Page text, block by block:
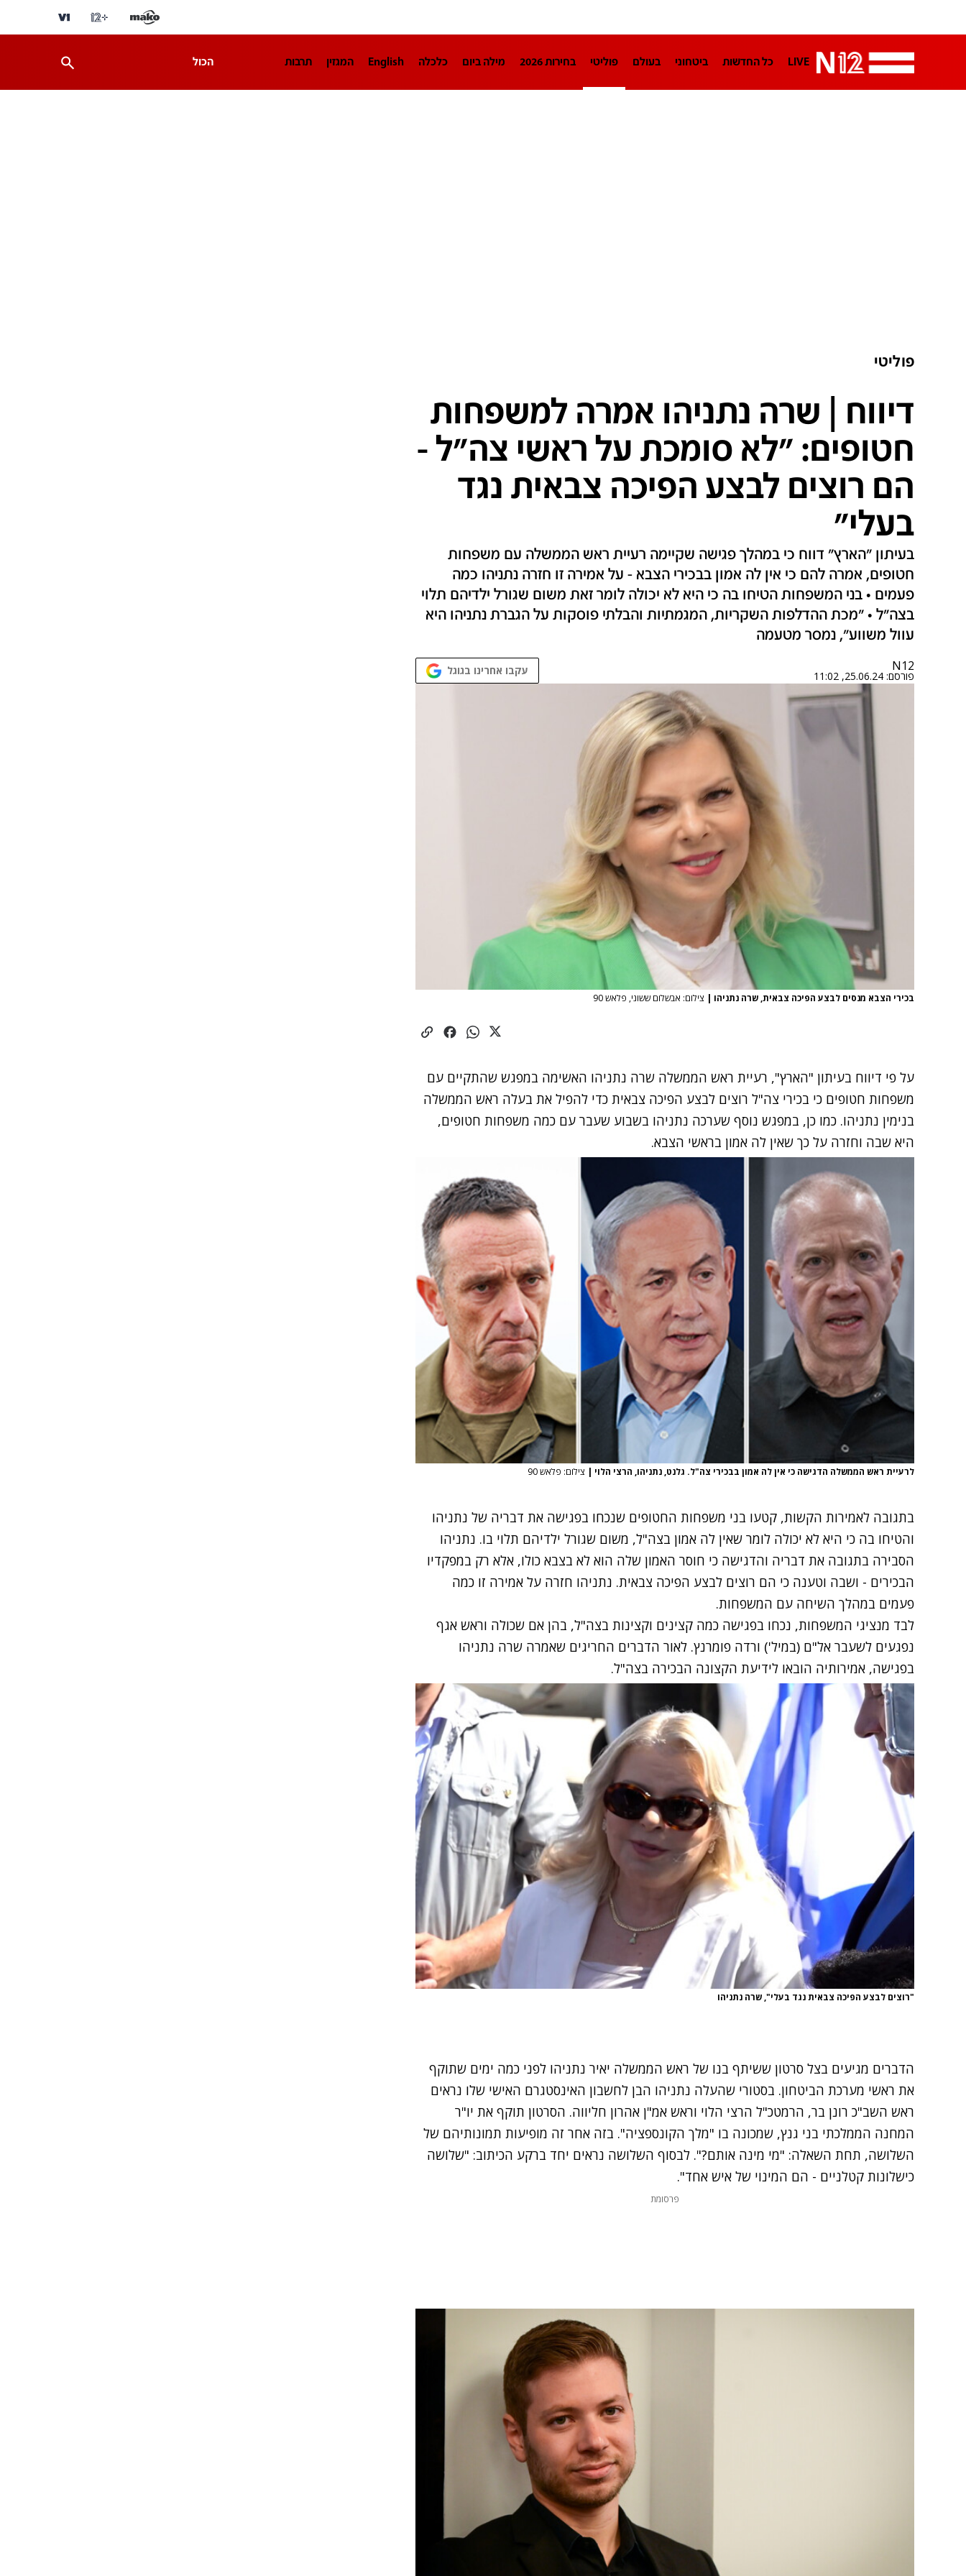
LIVE כל החדשות ביטחוני בעולם פוליטי בחירות 2026 מילה ביום כלכלה English המגזין תרבות הכול
פוליטי
דיווח | שרה נתניהו אמרה למשפחות
חטופים: "לא סומכת על ראשי צה"ל -
הם רוצים לבצע הפיכה צבאית נגד
בעלי"
בעיתון "הארץ" דווח כי במהלך פגישה שקיימה רעיית ראש הממשלה עם משפחות
חטופים, אמרה להם כי אין לה אמון בבכירי הצבא - על אמירה זו חזרה נתניהו כמה
פעמים • בני המשפחות הטיחו בה כי היא לא יכולה לומר זאת משום שגורל ילדיהם תלוי
בצה"ל • "מכת ההדלפות השקריות, המגמתיות והבלתי פוסקות על הגברת נתניהו היא
עוול משווע", נמסר מטעמה
N12
פורסם: 25.06.24, 11:02 עקבו אחרינו בגוגל
בכירי הצבא מנסים לבצע הפיכה צבאית, שרה נתניהו | צילום: אבשלום ששוני, פלאש 90
על פי דיווח בעיתון "הארץ", רעיית ראש הממשלה שרה נתניהו האשימה במפגש שהתקיים עם
משפחות חטופים כי בכירי צה"ל רוצים לבצע הפיכה צבאית כדי להפיל את בעלה ראש הממשלה
בנימין נתניהו. כמו כן, במפגש נוסף שערכה נתניהו בשבוע שעבר עם כמה משפחות חטופים,
היא שבה וחזרה על כך שאין לה אמון בראשי הצבא.
לרעיית ראש הממשלה הדגישה כי אין לה אמון בבכירי צה"ל. גלנט, נתניהו, הרצי הלוי | צילום: פלאש 90
בתגובה לאמירות הקשות, קטעו בני משפחות החטופים שנכחו בפגישה את דבריה של נתניהו
והטיחו בה כי היא לא יכולה לומר שאין לה אמון בצה"ל, משום שגורל ילדיהם תלוי בו. נתניהו
הסבירה בתגובה את דבריה והדגישה כי חוסר האמון שלה הוא לא בצבא כולו, אלא רק במפקדיו
הבכירים - ושבה וטענה כי הם רוצים לבצע הפיכה צבאית. נתניהו חזרה על אמירה זו כמה
פעמים במהלך השיחה עם המשפחות.
לבד מנציגי המשפחות, נכחו בפגישה כמה קצינים וקצינות בצה"ל, בהן אם שכולה וראש אגף
נפגעים לשעבר אל"ם (במיל') ורדה פומרנץ. לאור הדברים החריגים שאמרה שרה נתניהו
בפגישה, אמירותיה הובאו לידיעת הקצונה הבכירה בצה"ל.
"רוצים לבצע הפיכה צבאית נגד בעלי", שרה נתניהו
הדברים מגיעים בצל סרטון ששיתף בנו של ראש הממשלה יאיר נתניהו לפני כמה ימים שתוקף
את ראשי מערכת הביטחון. בסטורי שהעלה נתניהו הבן לחשבון האינסטגרם האישי שלו נראים
ראש השב"כ רונן בר, הרמטכ"ל הרצי הלוי וראש אמ"ן אהרון חליווה. הסרטון תוקף את יו"ר
המחנה הממלכתי בני גנץ, שמכונה בו "מלך הקונספציה". בזה אחר זה מופיעות תמונותיהם של
השלושה, תחת השאלה: "מי מינה אותם?". לבסוף השלושה נראים יחד ברקע הכיתוב: "שלושה
כישלונות קטלניים - הם המינוי של איש אחד".
פרסומת